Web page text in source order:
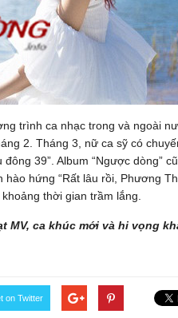
trình ca nhạc trong và ngoài
2. Tháng 3, nữ ca sỹ có
39”. Album “Ngược dòng”
hứng “Rất lâu rồi, Phương
thời gian trầm lắng.
MV, ca khúc mới và hi vọng
on Twitter